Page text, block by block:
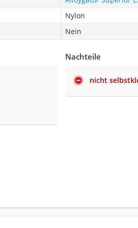
Nylon
Nein
Nachteile
nicht